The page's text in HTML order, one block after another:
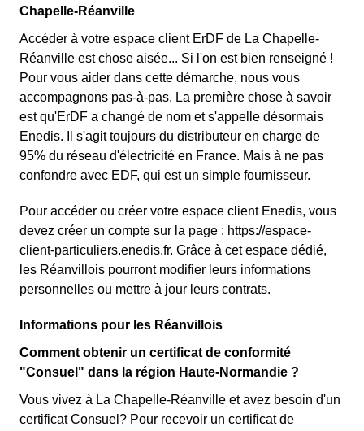
Chapelle-Réanville
Accéder à votre espace client ErDF de La Chapelle-
Réanville est chose aisée... Si l'on est bien renseigné !
Pour vous aider dans cette démarche, nous vous
accompagnons pas-à-pas. La première chose à savoir
est qu'ErDF a changé de nom et s'appelle désormais
Enedis. Il s'agit toujours du distributeur en charge de
95% du réseau d'électricité en France. Mais à ne pas
confondre avec EDF, qui est un simple fournisseur.
Pour accéder ou créer votre espace client Enedis, vous
devez créer un compte sur la page : https://espace-
client-particuliers.enedis.fr. Grâce à cet espace dédié,
les Réanvillois pourront modifier leurs informations
personnelles ou mettre à jour leurs contrats.
Informations pour les Réanvillois
Comment obtenir un certificat de conformité
"Consuel" dans la région Haute-Normandie ?
Vous vivez à La Chapelle-Réanville et avez besoin d'un
certificat Consuel? Pour recevoir un certificat de